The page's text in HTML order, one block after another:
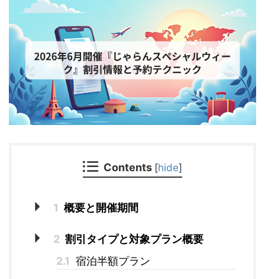
Contents [hide]
1 概要と開催期間
2 割引タイプと対象プラン概要
2.1 宿泊半額プラン